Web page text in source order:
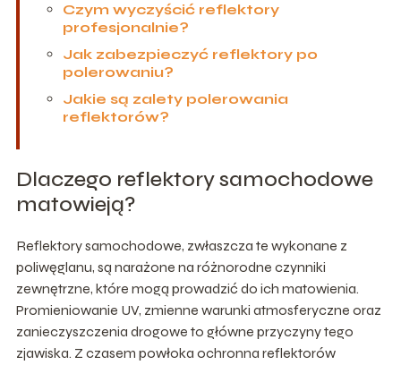
Czym wyczyścić reflektory
profesjonalnie?
Jak zabezpieczyć reflektory po
polerowaniu?
Jakie są zalety polerowania
reflektorów?
Dlaczego reflektory samochodowe
matowieją?
Reflektory samochodowe, zwłaszcza te wykonane z
poliwęglanu, są narażone na różnorodne czynniki
zewnętrzne, które mogą prowadzić do ich matowienia.
Promieniowanie UV, zmienne warunki atmosferyczne oraz
zanieczyszczenia drogowe to główne przyczyny tego
zjawiska. Z czasem powłoka ochronna reflektorów